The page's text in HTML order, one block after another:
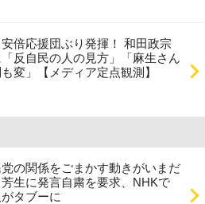
倍応援団ぶり発揮！ 和田政宗
反自民の人の見方」「麻生さん
変」【メディア定点観測】
の関係をごまかす動きがいまだ
生に発言自粛を要求、NHKで
タブーに